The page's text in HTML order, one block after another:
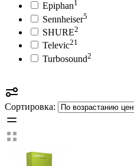
Epiphan1
Sennheiser5
SHURE2
Televic21
Turbosound2
Сортировка: